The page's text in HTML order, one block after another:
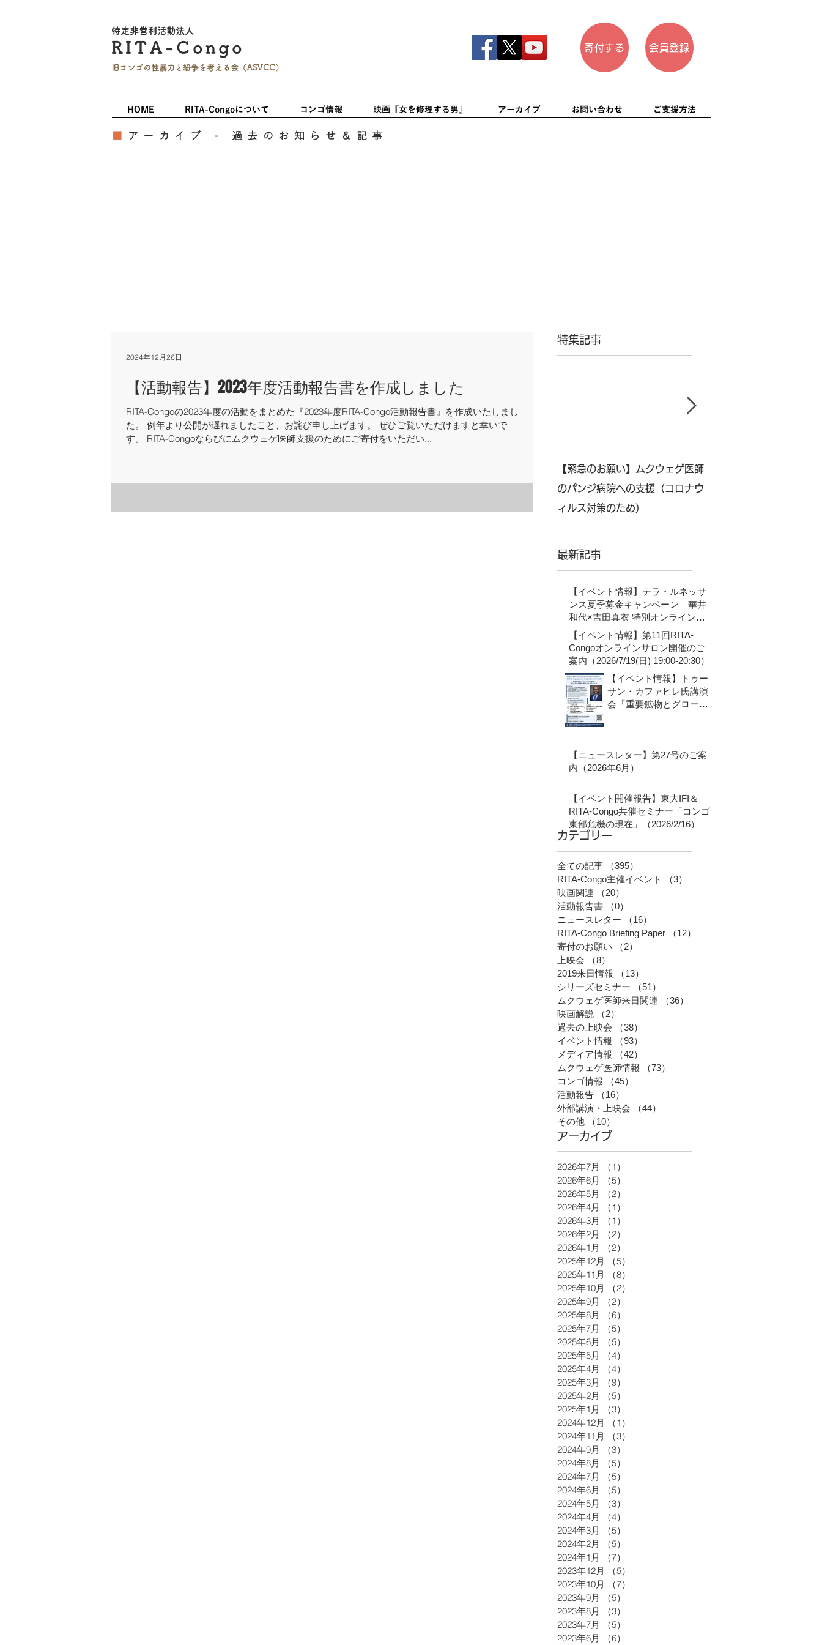
特定非営利活動法人
RITA- Congo
旧コンゴの性暴力と 紛争を考える会（ASVCC）
寄付する 会員登録
HOME RITA-Congoについて コンゴ情報 映画『女を修理する男』 アーカイブ お問い合わせ ご支援方法
アーカイブ - 過去のお知らせ＆記事
【活動報告】2023年度活動報告書を作成しました
RITA-Congoの2023年度の活動をまとめた『2023年度RITA-Congo活動報告書』を作成いたしまし
た。 例年より公開が遅れましたこと、お詫び申し上げます。 ぜひご覧いただけますと幸いで
す。 RITA-Congoならびにムクウェゲ医師支援のためにご寄付をいただい...
2024年12月26日
特集記事
【緊急のお願い】ムクウェゲ医師
のパンジ病院への支援（コロナウ
ィルス対策のため）
最新記事
【イベント情報】テラ・ルネッサ
ンス夏季募金キャンペーン 華井
和代×吉田真衣 特別オンライン対
談のご案内（8月3日19:30~）
【イベント情報】第11回RITA-
Congoオンラインサロン開催のご
案内（2026/7/19(日) 19:00-20:30）
【イベント情報】トゥー
サン・カファヒレ氏講演
会「重要鉱物とグローバ
16:30-18:30）
【ニュースレター】第27号のご案
内（2026年6月）
【イベント開催報告】東大IFI＆
RITA-Congo共催セミナー「コンゴ
東部危機の現在」（2026/2/16）
カテゴリー
全ての記事 （395）
RITA-Congo主催イベント
（3）
映画関連
（20）
活動報告書
（0）
ニュースレター
（16）
RITA-Congo Briefing Paper
（12）
寄付のお願い
（2）
上映会
（8）
2019来日情報
（13）
シリーズセミナー
（51）
ムクウェゲ医師来日関連
（36）
映画解説
（2）
過去の上映会
（38）
イベント情報
（93）
メディア情報
（42）
ムクウェゲ医師情報
（73）
コンゴ情報
（45）
活動報告
（16）
外部講演・上映会
（44）
その他
（10）
アーカイブ
2026年7月 （1）
2026年6月
（5）
2026年5月
（2）
2026年4月
（1）
2026年3月
（1）
2026年2月
（2）
2026年1月
（2）
2025年12月
（5）
2025年11月
（8）
2025年10月
（2）
2025年9月
（2）
2025年8月
（6）
2025年7月
（5）
2025年6月
（5）
2025年5月
（4）
2025年4月
（4）
2025年3月
（9）
2025年2月
（5）
2025年1月
（3）
2024年12月
（1）
2024年11月
（3）
2024年9月
（3）
2024年8月
（5）
2024年7月
（5）
2024年6月
（5）
2024年5月
（3）
2024年4月
（4）
2024年3月
（5）
2024年2月
（5）
2024年1月
（7）
2023年12月
（5）
2023年10月
（7）
2023年9月
（5）
2023年8月
（3）
2023年7月
（5）
2023年6月
（6）